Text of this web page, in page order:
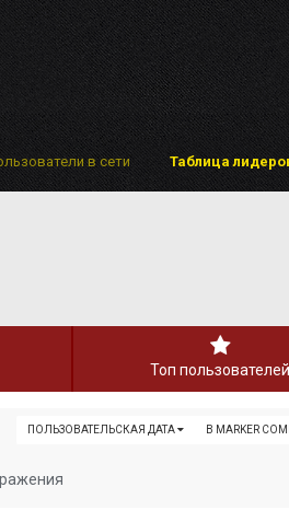
в сети Таблица
Топ пользователей
В MARKER
ПОЛЬЗОВАТЕЛЬСКАЯ ДАТА